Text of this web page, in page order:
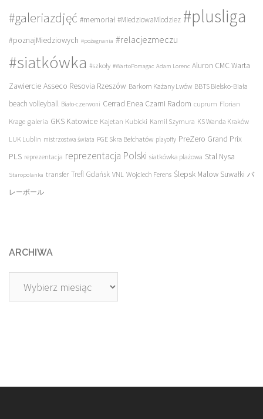
#galeriazdjęć #memoriał #MiedziowaMlodziez #plusliga
#poznajMiedziowych #pożegnania #relacjezmeczu
#siatkówka #szkoły #WartoPomagac Adam Lorenc Aluron CMC Warta
Zawiercie Asseco Resovia Rzeszów Barkom Każany Lwów BBTS Bielsko-Biała
beach volleyball Biało-czerwoni Cerrad Enea Czarni Radom cuprum Florian
Krage galeria GKS Katowice Kajetan Kubicki Kamil Szymura KS Wanda Kraków
LUK Lublin mistrzostwa świata PGE Skra Bełchatów playoffy PreZero Grand Prix
PLS reprezentacja reprezentacja Polski siatkówka plażowa Stal Nysa
Staropolanka transfer Trefl Gdańsk VNL Wojciech Ferens Ślepsk Malow Suwałki バ
レーボール
ARCHIWA
Archiwa